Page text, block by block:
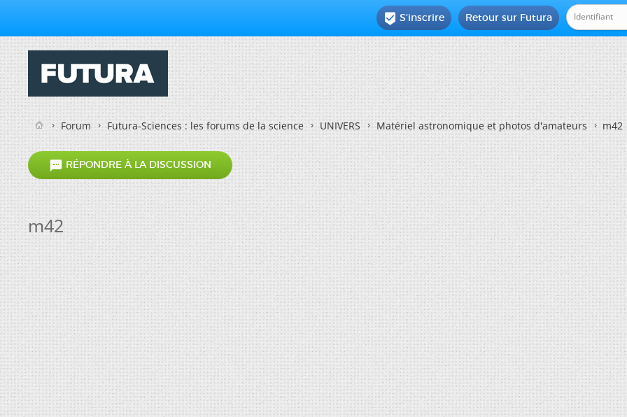
Retour sur Futura
 S'inscrire
Forum Futura-Sciences : les forums de la science UNIVERS Matériel astronomique et photos d'amateurs m42
 RÉPONDRE À LA DISCUSSION
m42